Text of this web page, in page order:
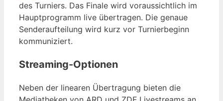
des Turniers. Das Finale wird voraussichtlich im
Hauptprogramm live übertragen. Die genaue
Senderaufteilung wird kurz vor Turnierbeginn
kommuniziert.
Streaming-Optionen
Neben der linearen Übertragung bieten die